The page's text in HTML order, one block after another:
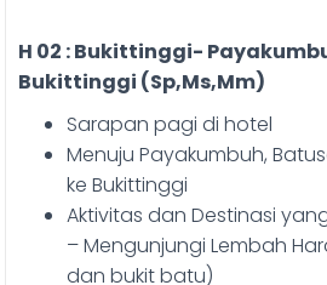
H 02 : Bukittinggi-
Bukittinggi (Sp,Ms,Mm)
Sarapan pagi di hotel
Menuju Payakumbuh,
ke Bukittinggi
Aktivitas dan Destinasi
– Mengunjungi Lembah
dan bukit batu)